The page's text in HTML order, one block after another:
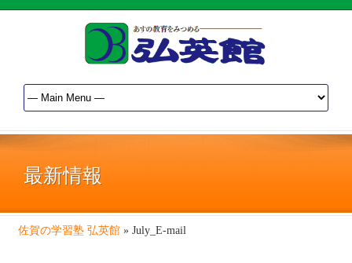
最新情報
佐賀の学習塾 弘英館 » July_E-mail